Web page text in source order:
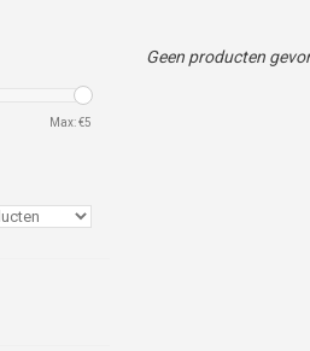
Max: €5
Geen producten